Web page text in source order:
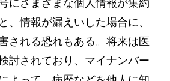
にさまざまな個人情報が集約
、情報が漏えいした場合に、
される恐れもある。将来は医
討されており、マイナンバー